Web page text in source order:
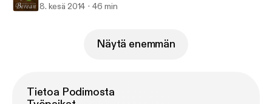
8. kesä 2014 46 min
Näytä enemmän
Tietoa Podimosta